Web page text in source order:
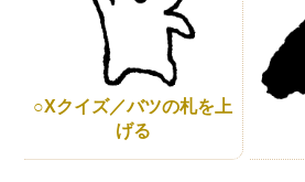
○Xクイズ／バツの札を上
げる